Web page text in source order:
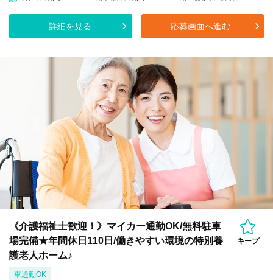
詳細を見る 応募画面へ進む
《介護福祉士歓迎！》マイカー通勤OK/無料駐車
場完備★年間休日110日/働きやすい環境の特別養
護老人ホーム♪
キープ
車通勤OK